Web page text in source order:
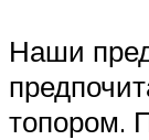
Наши
топором.